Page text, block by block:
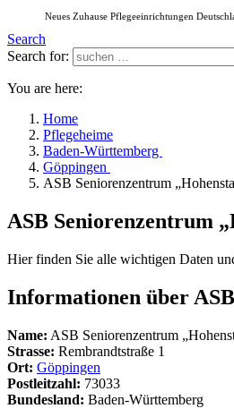
Neues Zuhause Pflegeeinrichtungen
Search
Search for:
You are here:
Home
Pflegeheime
Baden-Württemberg
Göppingen
ASB Seniorenzentrum
ASB Seniorenzentrum
Hier finden Sie alle wichtigen Daten
Informationen über
Name: ASB Seniorenzentrum
Strasse: Rembrandtstraße 1
Ort: Göppingen
Postleitzahl: 73033
Bundesland: Baden-Württemberg